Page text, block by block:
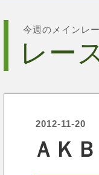
今週のメインレ
レー
2012-11-20
ＡＫ